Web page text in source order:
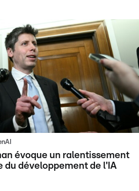
évoque un ralentissement
du développement de l'IA